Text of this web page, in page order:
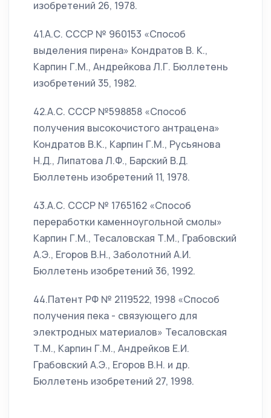
изобретений 26, 1978.
41.А.С. СССР № 960153 «Способ
выделения пирена» Кондратов В. К.,
Карпин Г.М., Андрейкова Л.Г. Бюллетень
изобретений 35, 1982.
42.А.С. СССР №598858 «Способ
получения высокочистого антрацена»
Кондратов В.К., Карпин Г.М., Русьянова
Н.Д., Липатова Л.Ф., Барский В.Д.
Бюллетень изобретений 11, 1978.
43.А.С. СССР № 1765162 «Способ
переработки каменноугольной смолы»
Карпин Г.М., Тесаловская Т.М., Грабовский
А.Э., Егоров В.Н., Заболотний А.И.
Бюллетень изобретений 36, 1992.
44.Патент РФ № 2119522, 1998 «Способ
получения пека - связующего для
электродных материалов» Тесаловская
Т.М., Карпин Г.М., Андрейков Е.И.
Грабовский А.Э., Егоров В.Н. и др.
Бюллетень изобретений 27, 1998.